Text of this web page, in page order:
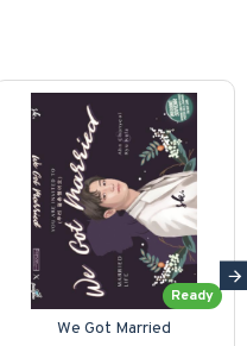
Ready
We Got Married